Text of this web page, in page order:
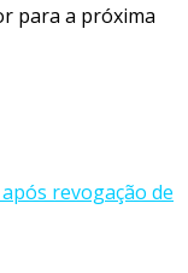
para a próxima